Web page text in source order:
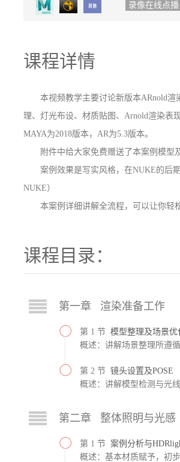
录像在线点播
课程详情
本视频教学主要讨论新版本ARnold
理、灯光布设、材质贴图、Arnold渲染表
MAYA为2018版本，AR为5.3版本。
附件中给大家免费赠送了本案例模型
案例效果是写实风格，在NUKE的后
NUKE）
本案例详细讲解全流程，可以让你轻
课程目录：
第一章 渲染准备工作
第 1 节 模型整理及场景优
概述：讲解场景整理所遵
第 2 节 镜头设置及POSE
概述：讲解模型检测与光
第二章 整体照明与光感
第 1 节 案例分析与
概述：基本材质赋予，初